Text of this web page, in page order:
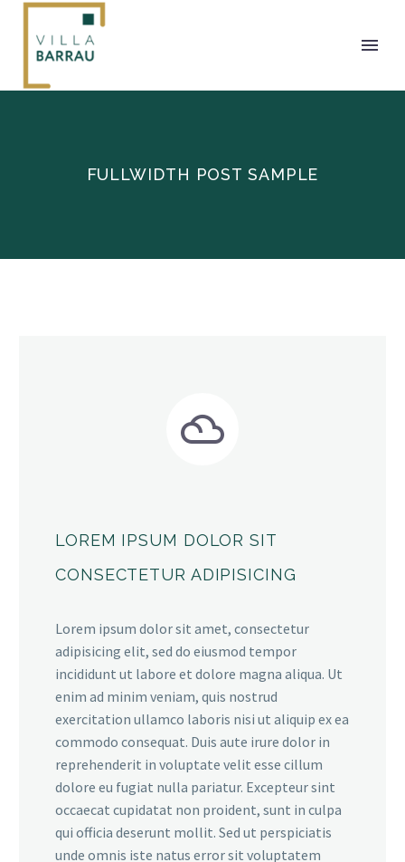
FULLWIDTH POST SAMPLE


LOREM IPSUM DOLOR SIT
CONSECTETUR ADIPISICING
Lorem ipsum dolor sit amet, consectetur
adipisicing elit, sed do eiusmod tempor
incididunt ut labore et dolore magna aliqua. Ut
enim ad minim veniam, quis nostrud
exercitation ullamco laboris nisi ut aliquip ex ea
commodo consequat. Duis aute irure dolor in
reprehenderit in voluptate velit esse cillum
dolore eu fugiat nulla pariatur. Excepteur sint
occaecat cupidatat non proident, sunt in culpa
qui officia deserunt mollit. Sed ut perspiciatis
unde omnis iste natus error sit voluptatem